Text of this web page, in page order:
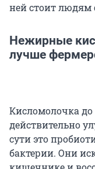
ней стоит людям
Нежирные
лучше
Кисломолочка
действительно
сути это
бактерии. Они